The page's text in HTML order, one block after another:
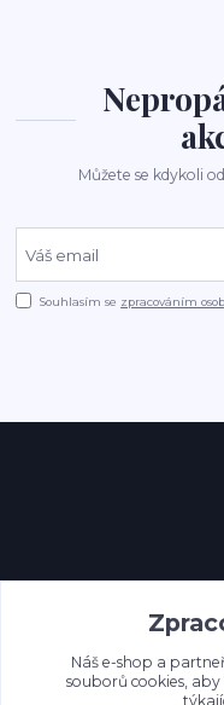
Můžete se kdykoli
Souhlasím se zpracováním
Náš e-shop a
souborů cookies,